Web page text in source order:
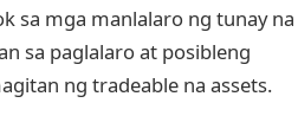
sa mga manlalaro ng tunay na
sa paglalaro at posibleng
ng tradeable na assets.